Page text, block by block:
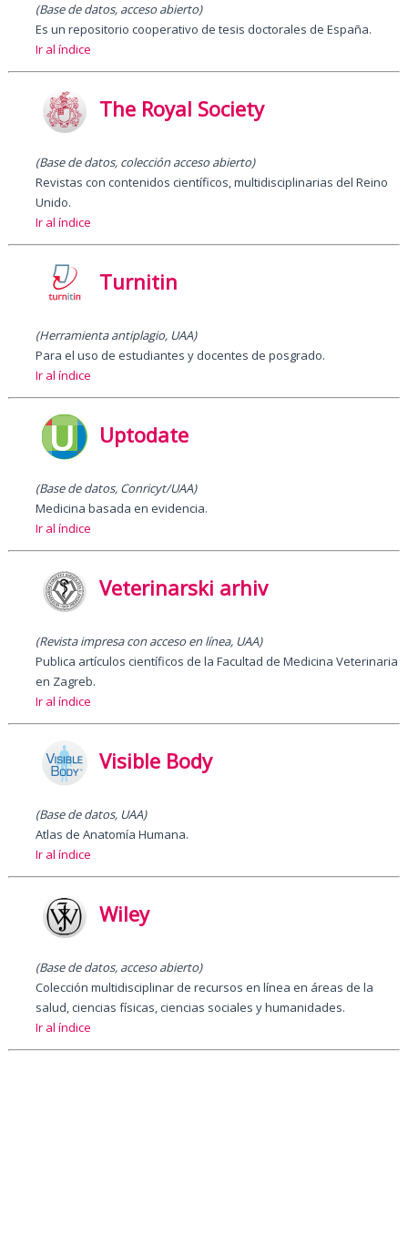
(Base de datos, acceso abierto)
Es un repositorio cooperativo de tesis doctorales de España.
Ir al índice
The Royal Society
(Base de datos, colección acceso abierto)
Revistas con contenidos científicos, multidisciplinarias del Reino
Unido.
Ir al índice
Turnitin
(Herramienta antiplagio, UAA)
Para el uso de estudiantes y docentes de posgrado.
Ir al índice
Uptodate
(Base de datos, Conricyt/UAA)
Medicina basada en evidencia.
Ir al índice
Veterinarski arhiv
(Revista impresa con acceso en línea, UAA)
Publica artículos científicos de la Facultad de Medicina Veterinaria
en Zagreb.
Ir al índice
Visible Body
(Base de datos, UAA)
Atlas de Anatomía Humana.
Ir al índice
Wiley
(Base de datos, acceso abierto)
Colección multidisciplinar de recursos en línea en áreas de la
salud, ciencias físicas, ciencias sociales y humanidades.
Ir al índice